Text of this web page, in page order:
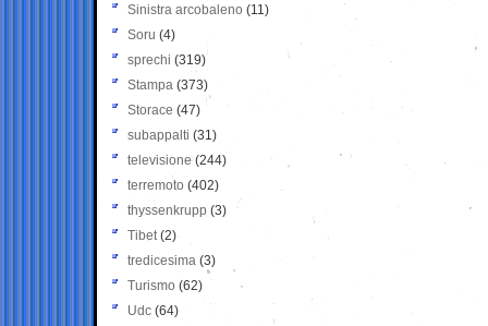
Sinistra arcobaleno (11)
Soru (4)
sprechi (319)
Stampa (373)
Storace (47)
subappalti (31)
televisione(244)
terremoto (402)
thyssenkrupp (3)
Tibet(2)
tredicesima (3)
Turismo (62)
Udc (64)